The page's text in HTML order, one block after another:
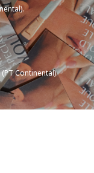
Continental).